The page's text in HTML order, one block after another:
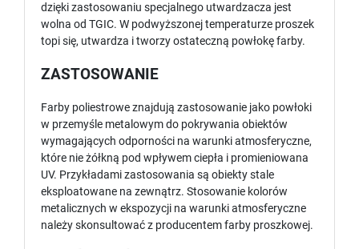
dzięki zastosowaniu specjalnego utwardzacza jest
wolna od TGIC. W podwyższonej temperaturze proszek
topi się, utwardza i tworzy ostateczną powłokę farby.
ZASTOSOWANIE
Farby poliestrowe znajdują zastosowanie jako powłoki
w przemyśle metalowym do pokrywania obiektów
wymagających odporności na warunki atmosferyczne,
które nie żółkną pod wpływem ciepła i promieniowana
UV. Przykładami zastosowania są obiekty stale
eksploatowane na zewnątrz. Stosowanie kolorów
metalicznych w ekspozycji na warunki atmosferyczne
należy skonsultować z producentem farby proszkowej.